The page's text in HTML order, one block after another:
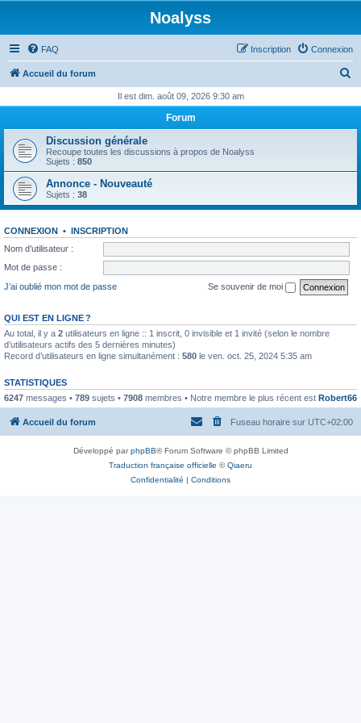
Noalyss
FAQ Connexion
Inscription
Accueil du forum
h
r
h
Il est dim. août 09, 2026 9:30 am
Forum
Discussion générale
Recoupe toutes les discussions à propos de Noalyss
Sujets : 850
Annonce - Nouveauté
Sujets : 38
CONNEXION • INSCRIPTION
Nom d’utilisateur :
Mot de passe :
J’ai oublié mon mot de passe
Se souvenir de moi
QUI EST EN LIGNE ?
Au total, il y a 2 utilisateurs en ligne :: 1 inscrit, 0 invisible et 1 invité (selon le nombre
d’utilisateurs actifs des 5 dernières minutes)
Record d’utilisateurs en ligne simultanément : 580 le ven. oct. 25, 2024 5:35 am
STATISTIQUES
6247 messages • 789 sujets • 7908 membres • Notre membre le plus récent est Robert66
Accueil du forum Fuseau horaire sur UTC+02:00
Développé parphpBB® Forum Software © phpBB Limited
Traduction française officielle ©Qiaeru
Confidentialité | Conditions